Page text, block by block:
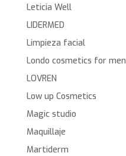
Leticia Well
LIDERMED
Limpieza facial
Londo cosmetics for men
LOVREN
Low up Cosmetics
Magic studio
Maquillaje
Martiderm